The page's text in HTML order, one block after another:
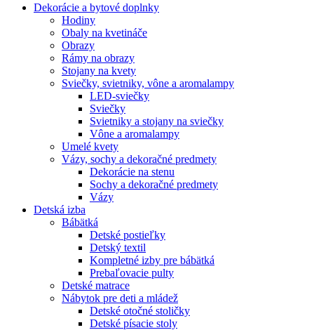
Dekorácie a bytové doplnky
Hodiny
Obaly na kvetináče
Obrazy
Rámy na obrazy
Stojany na kvety
Sviečky, svietniky, vône a aromalampy
LED-sviečky
Sviečky
Svietniky a stojany na sviečky
Vône a aromalampy
Umelé kvety
Vázy, sochy a dekoračné predmety
Dekorácie na stenu
Sochy a dekoračné predmety
Vázy
Detská izba
Bábätká
Detské postieľky
Detský textil
Kompletné izby pre bábätká
Prebaľovacie pulty
Detské matrace
Nábytok pre deti a mládež
Detské otočné stoličky
Detské písacie stoly